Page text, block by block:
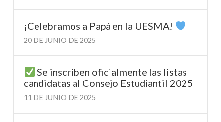
¡Celebramos a Papá en la UESMA!
20 DE JUNIO DE 2025
Se inscriben oficialmente las listas
candidatas al Consejo Estudiantil 2025
11 DE JUNIO DE 2025